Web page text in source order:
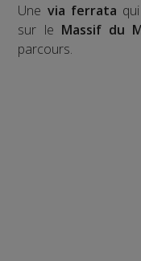
Une via ferrata
sur le Massif du
parcours.